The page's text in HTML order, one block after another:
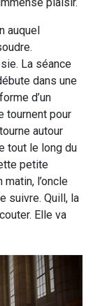
auquel
La séance
dans une
d’un
tournent pour
autour
tout le long du
petite
l’oncle
suivre. Quill, la
Elle va